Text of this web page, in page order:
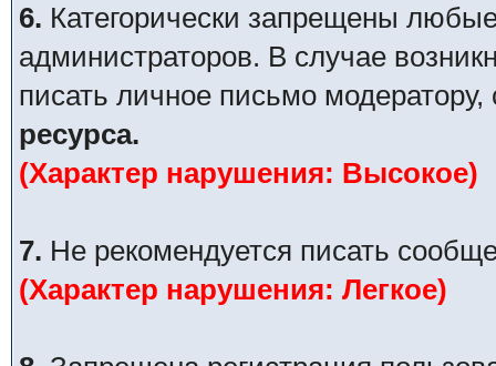
6. Категорически запрещены
администраторов. В случае
писать личное письмо
ресурса.
(Характер нарушения: Высокое)
7. Не рекомендуется писать
(Характер нарушения: Легкое)